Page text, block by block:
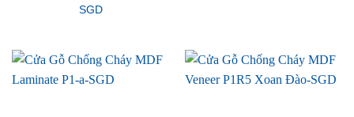
SGD